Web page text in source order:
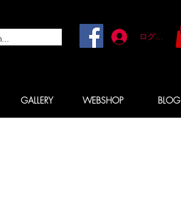
ログイン
GALLERY WEBSHOP BLOG